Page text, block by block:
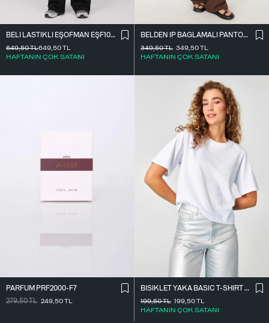
BELI LASTIKLI EŞOFMAN EŞF10308-P10
649,50TL
HAFTANIN ÇOK SATANI
649,50TL
BELDEN İ̇P BAĞLAMALI PANTOLON PN16372-İ6
349,50TL
HAFTANIN ÇOK SATANI
349,50TL
PARFÜM PRF2000-F7
279,50TL 249,50TL
BISIKLET YAKA BASIC T-SHIRT P1002-E8
199,50TL
HAFTANIN ÇOK SATANI
199,50TL